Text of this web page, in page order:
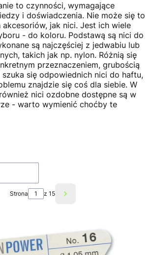
to czynności, wymagające
i doświadczenia. Nie może się to
jak nici. Jest ich wiele
- do koloru. Podstawą są nici do
są najczęściej z jedwabiu lub
takich jak np. nylon. Różnią się
przeznaczeniem, grubością
się odpowiednich nici do haftu,
znajdzie się coś dla siebie. W
nici ozdobne dostępne są w
- warto wymienić choćby te
Strona z 15 Następne produkty